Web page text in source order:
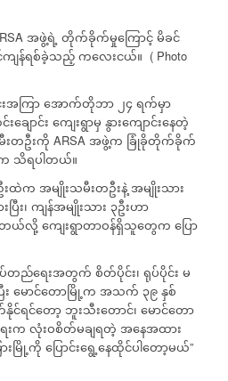
အဖွဲ့ရဲ့ တိုက်ခိုက်မှုကြောင့် မိခင်
ျန်ရစ်ခဲ့သည့် ကလေးငယ်။ ( Photo
င်းအကြာ အောက်တိုဘာ ၂၄ ရက်မှာ
ောင်း ကျေးရွာမှ နွားကျောင်းနေတဲ့
မီးတဦးကို ARSA အဖွဲ့က ခြုံခိုတိုက်ခိုက်
သိရပါတယ်။
က အမျိုးသမီးတဦးနဲ့ အမျိုးသား
ြီး၊ ကျန်အမျိုးသား ၃ဦးဟာ
ယ်လို့ ကျေးရွာတာဝန်ရှိသူတွေက ပြော
တည်ရေးအတွက် စိတ်ပိုင်း၊ ရုပ်ပိုင်း မ
း မောင်တောမြို့က အသက် ၃၉ နှစ်
ရင်တော့ ဘူးသီးတောင်၊ မောင်တော
ေးက လုံးဝစိတ်မချရတဲ့ အနေအထား
ားမြို့ကို ပြောင်းရွေ့နေထိုင်ပါတော့မယ်”